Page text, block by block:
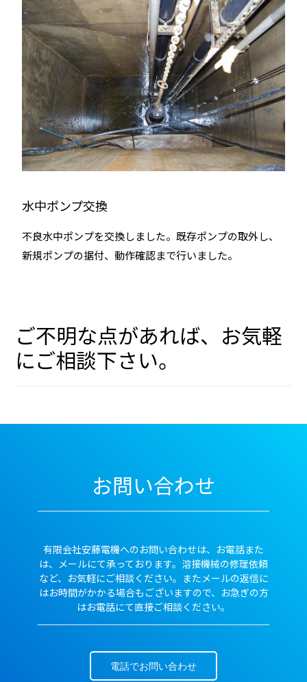
水中ポンプ交換
不良水中ポンプを交換しました。既存ポンプの取外し、
新規ポンプの据付、動作確認まで行いました。
ご不明な点があれば、お気軽
にご相談下さい。
お問い合わせ
有限会社安藤電機へのお問い合わせは、お電話また
は、メールにて承っております。溶接機械の修理依頼
など、お気軽にご相談ください。またメールの返信に
はお時間がかかる場合もございますので、お急ぎの方
はお電話にて直接ご相談ください。
電話でお問い合わせ